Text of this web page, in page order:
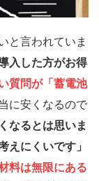
と言われていま
入した方がお得
質問が「蓄電池
に安くなるので
なるとは思いま
えにくいです」
料は無限にある